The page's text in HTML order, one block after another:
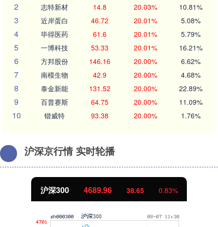
2 志特新材 14.8 20.03% 10.81%
3 近岸蛋白 46.72 20.01% 5.08%
4 毕得医药 61.6 20.01% 5.79%
5 一博科技 53.33 20.01% 16.21%
6 方邦股份 146.16 20.00% 6.62%
7 南模生物 42.9 20.00% 4.68%
8 泰金新能 131.52 20.00% 22.89%
9 百普赛斯 64.75 20.00% 11.09%
10 锴威特 93.38 20.00% 1.76%
沪深京行情 实时轮播
沪深300 4689.96 38.65 0.83%